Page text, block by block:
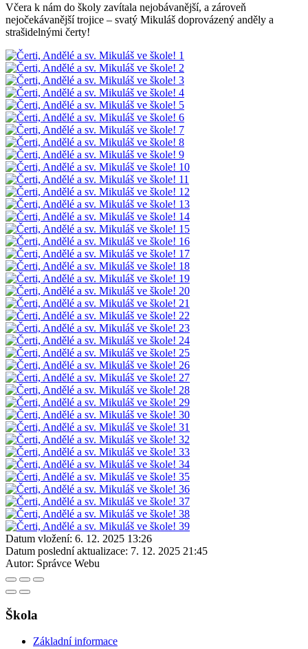
Včera k nám do školy zavítala nejobávanější, a zároveň
nejočekávanější trojice – svatý Mikuláš doprovázený anděly a
strašidelnými čerty!
Datum vložení: 6. 12. 2025 13:26
Datum poslední aktualizace: 7. 12. 2025 21:45
Autor: Správce Webu
Škola
Základní informace